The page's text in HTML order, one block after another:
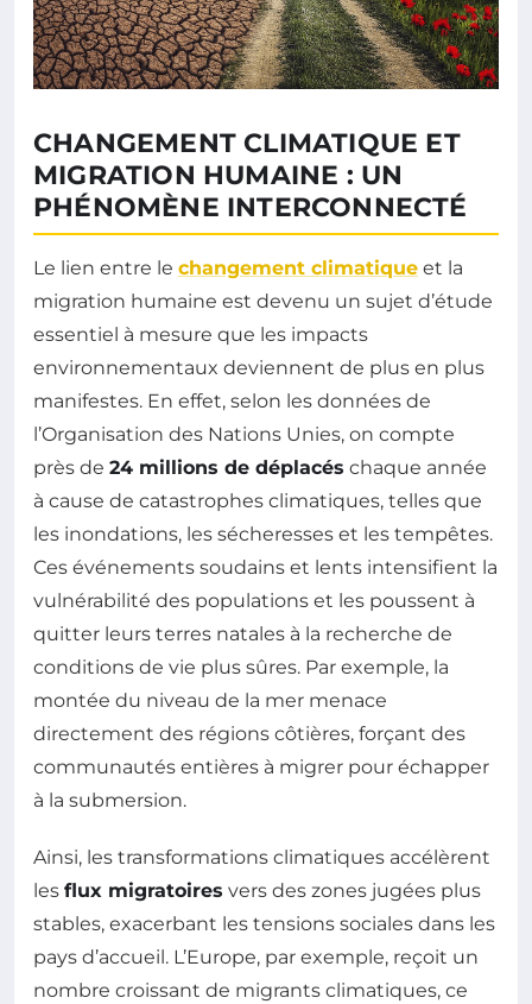
CHANGEMENT CLIMATIQUE ET
MIGRATION HUMAINE : UN
PHÉNOMÈNE INTERCONNECTÉ
Le lien entre le changement climatique et la
migration humaine est devenu un sujet d’étude
essentiel à mesure que les impacts
environnementaux deviennent de plus en plus
manifestes. En effet, selon les données de
l’Organisation des Nations Unies, on compte
près de 24 millions de déplacés chaque année
à cause de catastrophes climatiques, telles que
les inondations, les sécheresses et les tempêtes.
Ces événements soudains et lents intensifient la
vulnérabilité des populations et les poussent à
quitter leurs terres natales à la recherche de
conditions de vie plus sûres. Par exemple, la
montée du niveau de la mer menace
directement des régions côtières, forçant des
communautés entières à migrer pour échapper
à la submersion.
Ainsi, les transformations climatiques accélèrent
les flux migratoires vers des zones jugées plus
stables, exacerbant les tensions sociales dans les
pays d’accueil. L’Europe, par exemple, reçoit un
nombre croissant de migrants climatiques, ce